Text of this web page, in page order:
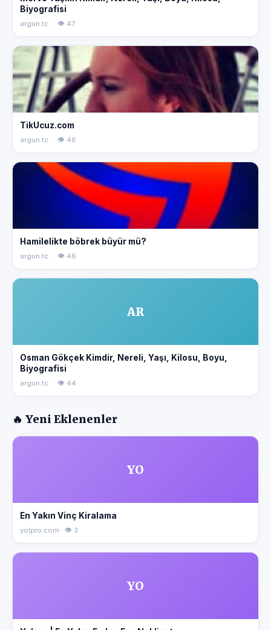
Biyografisi
argun.tc · 👁 47
TikUcuz.com
argun.tc · 👁 46
Hamilelikte böbrek büyür mü?
argun.tc · 👁 46
AR
Osman Gökçek Kimdir, Nereli, Yaşı, Kilosu, Boyu,
Biyografisi
argun.tc · 👁 44
🔥 Yeni Eklenenler
YO
En Yakın Vinç Kiralama
yolpro.com · 👁 3
YO